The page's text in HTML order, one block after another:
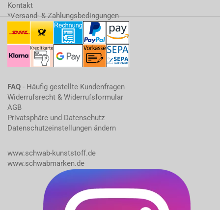
Kontakt
*Versand- & Zahlungsbedingungen
FAQ - Häufig gestellte Kundenfragen
Widerrufsrecht & Widerrufsformular
AGB
Privatsphäre und Datenschutz
Datenschutzeinstellungen ändern
www.schwab-kunststoff.de
www.schwabmarken.de